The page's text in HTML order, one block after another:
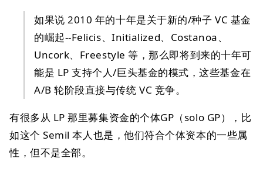
如果说 2010 年的十年是关于新的/种子 VC 基金
的崛起--Felicis、Initialized、Costanoa、
Uncork、Freestyle 等，那么即将到来的十年可
能是 LP 支持个人/巨头基金的模式，这些基金在
A/B 轮阶段直接与传统 VC 竞争。
有很多从 LP 那里募集资金的个体GP（solo GP），比
如这个 Semil 本人也是，他们符合个体资本的一些属
性，但不是全部。